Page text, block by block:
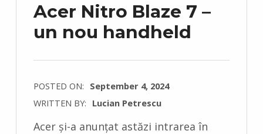
Acer Nitro Blaze 7 –
un nou handheld
POSTED ON: September 4, 2024
WRITTEN BY: Lucian Petrescu
Acer și-a anunțat astăzi intrarea în